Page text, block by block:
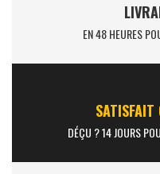
EN 48 HEURES
DÉÇU ? 14 JOURS